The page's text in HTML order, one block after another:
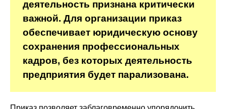
деятельность признана критически
важной. Для организации приказ
обеспечивает юридическую основу
сохранения профессиональных
кадров, без которых деятельность
предприятия будет парализована.